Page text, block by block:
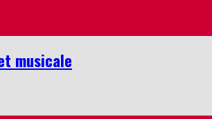
musicale